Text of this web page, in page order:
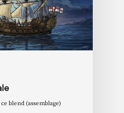
blend (assemblage)